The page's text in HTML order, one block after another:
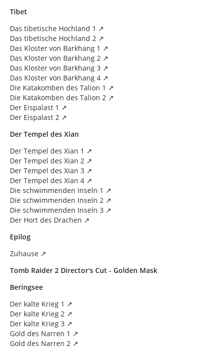
Tibet
Das tibetische Hochland 1
Das tibetische Hochland 2
Das Kloster von Barkhang 1
Das Kloster von Barkhang 2
Das Kloster von Barkhang 3
Das Kloster von Barkhang 4
Die Katakomben des Talion 1
Die Katakomben des Talion 2
Der Eispalast 1
Der Eispalast 2
Der Tempel des Xian
Der Tempel des Xian 1
Der Tempel des Xian 2
Der Tempel des Xian 3
Der Tempel des Xian 4
Die schwimmenden Inseln 1
Die schwimmenden Inseln 2
Die schwimmenden Inseln 3
Der Hort des Drachen
Epilog
Zuhause
Tomb Raider 2 Director's Cut - Golden Mask
Beringsee
Der kalte Krieg 1
Der kalte Krieg 2
Der kalte Krieg 3
Gold des Narren 1
Gold des Narren 2